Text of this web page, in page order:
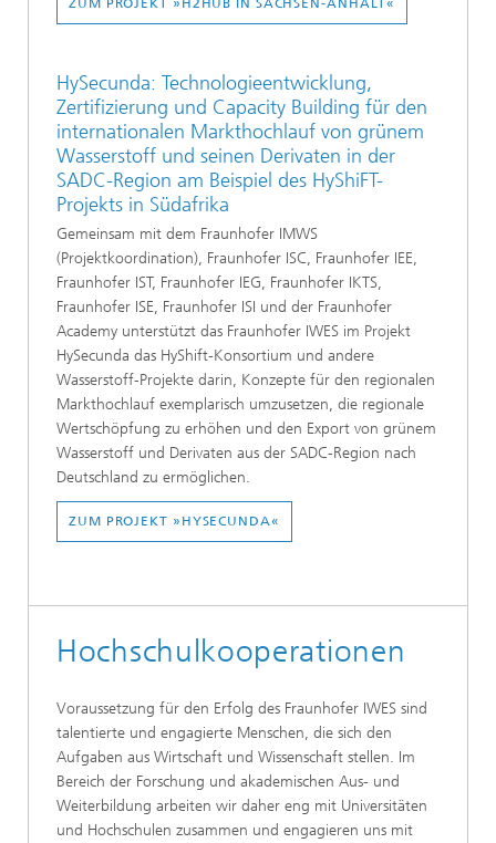
ZUM PROJEKT »H2HUB IN SACHSEN-ANHALT«
HySecunda: Technologieentwicklung,
Zertifizierung und Capacity Building für den
internationalen Markthochlauf von grünem
Wasserstoff und seinen Derivaten in der
SADC-Region am Beispiel des HyShiFT-
Projekts in Südafrika
Gemeinsam mit dem Fraunhofer IMWS
(Projektkoordination), Fraunhofer ISC, Fraunhofer IEE,
Fraunhofer IST, Fraunhofer IEG, Fraunhofer IKTS,
Fraunhofer ISE, Fraunhofer ISI und der Fraunhofer
Academy unterstützt das Fraunhofer IWES im Projekt
HySecunda das HyShift-Konsortium und andere
Wasserstoff-Projekte darin, Konzepte für den regionalen
Markthochlauf exemplarisch umzusetzen, die regionale
Wertschöpfung zu erhöhen und den Export von grünem
Wasserstoff und Derivaten aus der SADC-Region nach
Deutschland zu ermöglichen.
ZUM PROJEKT »HYSECUNDA«
Hochschulkooperationen
Voraussetzung für den Erfolg des Fraunhofer IWES sind
talentierte und engagierte Menschen, die sich den
Aufgaben aus Wirtschaft und Wissenschaft stellen. Im
Bereich der Forschung und akademischen Aus- und
Weiterbildung arbeiten wir daher eng mit Universitäten
und Hochschulen zusammen und engagieren uns mit